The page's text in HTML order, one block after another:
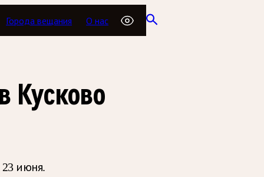
Города вещания О нас
Кусково
июня.